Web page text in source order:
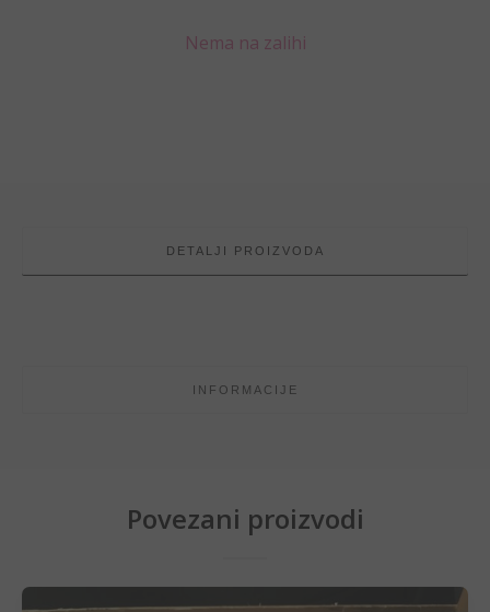
Nema na zalihi
DETALJI PROIZVODA
INFORMACIJE
Povezani proizvodi